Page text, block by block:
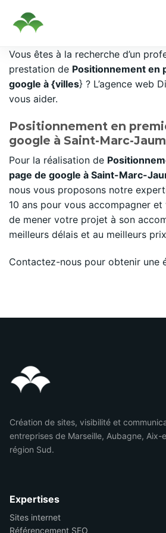
Passer
au
contenu
Vous êtes à la recherche d’un
prestation de Positionnement en
google à {villes} ? L’agence web
vous aider.
Positionnement en
google à Saint-Marc-
Pour la réalisation de
page de google à Saint-Marc-
nous vous proposons notre
10 ans pour vous accompagner
de mener votre projet à son
meilleurs délais et au meilleurs
Contactez-nous pour obtenir une
Création de sites, visibilité et
entreprises de Marseille, Aubagne, Aix-
région Sud.
Expertises
Sites internet
Référencement SEO